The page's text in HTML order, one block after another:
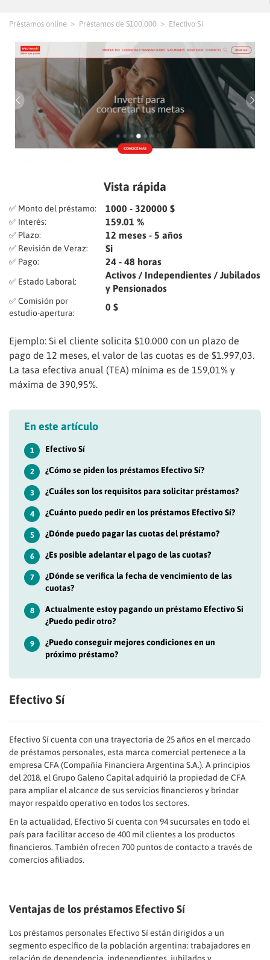
Préstamos online Préstamos de $100.000 Efectivo Sí
Vista rápida
✅ Monto del préstamo: 1000 - 320000 $
✅ Interés: 159.01 %
✅ Plazo: 12 meses - 5 años
✅ Revisión de Veraz: Si
✅ Pago: 24 - 48 horas
✅ Estado Laboral:
Activos / Independientes / Jubilados
y Pensionados
✅ Comisión por
estudio-apertura:
0 $
Ejemplo: Si el cliente solicita $10.000 con un plazo de
pago de 12 meses, el valor de las cuotas es de $1.997,03.
La tasa efectiva anual (TEA) mínima es de 159,01% y
máxima de 390,95%.
En este artículo
1 Efectivo Sí
2 ¿Cómo se piden los préstamos Efectivo Sí?
3 ¿Cuáles son los requisitos para solicitar préstamos?
4 ¿Cuánto puedo pedir en los préstamos Efectivo Sí?
5 ¿Dónde puedo pagar las cuotas del préstamo?
6 ¿Es posible adelantar el pago de las cuotas?
7
¿Dónde se verifica la fecha de vencimiento de las
cuotas?
8
Actualmente estoy pagando un préstamo Efectivo Si
¿Puedo pedir otro?
9
¿Puedo conseguir mejores condiciones en un
próximo préstamo?
Efectivo Sí
Efectivo Sí cuenta con una trayectoria de 25 años en el mercado
de préstamos personales, esta marca comercial pertenece a la
empresa CFA (Compañía Financiera Argentina S.A.). A principios
del 2018, el Grupo Galeno Capital adquirió la propiedad de CFA
para ampliar el alcance de sus servicios financieros y brindar
mayor respaldo operativo en todos los sectores.
En la actualidad, Efectivo Sí cuenta con 94 sucursales en todo el
país para facilitar acceso de 400 mil clientes a los productos
financieros. También ofrecen 700 puntos de contacto a través de
comercios afiliados.
Ventajas de los préstamos Efectivo Sí
Los préstamos personales Efectivo Sí están dirigidos a un
segmento específico de la población argentina: trabajadores en